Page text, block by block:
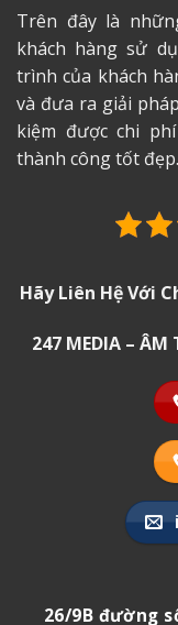
Trên đây là
khách hàng sử
trình của khách
và đưa ra giải
kiệm được chi
thành công tốt đẹp.
Hãy Liên Hệ Với
247 MEDIA – ÂM
26/9B đường